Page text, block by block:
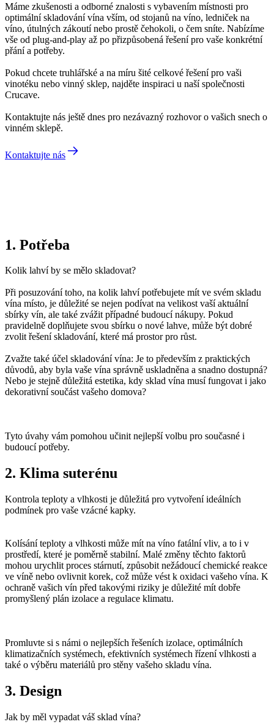
Máme zkušenosti a odborné znalosti s vybavením místnosti pro
optimální skladování vína vším, od stojanů na víno, ledniček na
víno, útulných zákoutí nebo prostě čehokoli, o čem sníte. Nabízíme
vše od plug-and-play až po přizpůsobená řešení pro vaše konkrétní
přání a potřeby.
Pokud chcete truhlářské a na míru šité celkové řešení pro vaši
vinotéku nebo vinný sklep, najděte inspiraci u naší společnosti
Crucave.
Kontaktujte nás ještě dnes pro nezávazný rozhovor o vašich snech o
vinném sklepě.
Kontaktujte nás
1. Potřeba
Kolik lahví by se mělo skladovat?
Při posuzování toho, na kolik lahví potřebujete mít ve svém skladu
vína místo, je důležité se nejen podívat na velikost vaší aktuální
sbírky vín, ale také zvážit případné budoucí nákupy. Pokud
pravidelně doplňujete svou sbírku o nové lahve, může být dobré
zvolit řešení skladování, které má prostor pro růst.
Zvažte také účel skladování vína: Je to především z praktických
důvodů, aby byla vaše vína správně uskladněna a snadno dostupná?
Nebo je stejně důležitá estetika, kdy sklad vína musí fungovat i jako
dekorativní součást vašeho domova?
Tyto úvahy vám pomohou učinit nejlepší volbu pro současné i
budoucí potřeby.
2. Klima suterénu
Kontrola teploty a vlhkosti je důležitá pro vytvoření ideálních
podmínek pro vaše vzácné kapky.
Kolísání teploty a vlhkosti může mít na víno fatální vliv, a to i v
prostředí, které je poměrně stabilní. Malé změny těchto faktorů
mohou urychlit proces stárnutí, způsobit nežádoucí chemické reakce
ve víně nebo ovlivnit korek, což může vést k oxidaci vašeho vína. K
ochraně vašich vín před takovými riziky je důležité mít dobře
promyšlený plán izolace a regulace klimatu.
Promluvte si s námi o nejlepších řešeních izolace, optimálních
klimatizačních systémech, efektivních systémech řízení vlhkosti a
také o výběru materiálů pro stěny vašeho skladu vína.
3. Design
Jak by měl vypadat váš sklad vína?